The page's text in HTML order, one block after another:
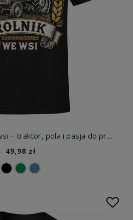
Najlepszy rolnik we wsi – traktor, pola i pasja do pracy na gospodarstwie Męska koszulka
49,98 zł